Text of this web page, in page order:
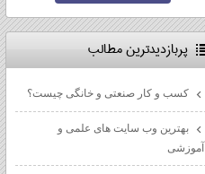
پربازديدترين مطالب
کسب و کار صنعتی و خانگی چیست؟
بهترین وب سایت های علمی و
آموزشی